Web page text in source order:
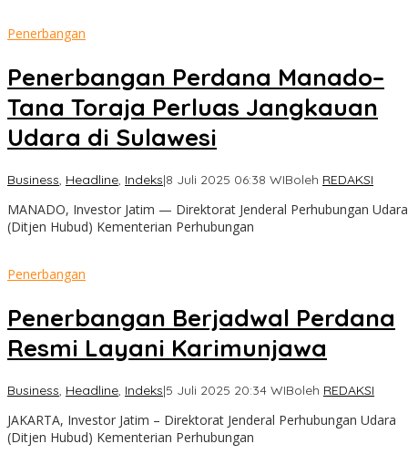
Penerbangan
Penerbangan Perdana Manado–
Tana Toraja Perluas Jangkauan
Udara di Sulawesi
Business, Headline, Indeks|8 Juli 2025 06:38 WIBoleh REDAKSI
MANADO, Investor Jatim — Direktorat Jenderal Perhubungan Udara
(Ditjen Hubud) Kementerian Perhubungan
Penerbangan
Penerbangan Berjadwal Perdana
Resmi Layani Karimunjawa
Business, Headline, Indeks|5 Juli 2025 20:34 WIBoleh REDAKSI
JAKARTA, Investor Jatim – Direktorat Jenderal Perhubungan Udara
(Ditjen Hubud) Kementerian Perhubungan